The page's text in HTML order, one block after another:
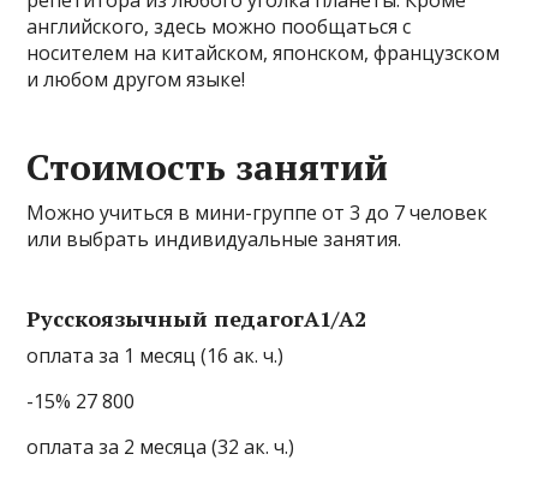
английского, здесь можно пообщаться с
носителем на китайском, японском, французском
и любом другом языке!
Стоимость занятий
Можно учиться в мини-группе от 3 до 7 человек
или выбрать индивидуальные занятия.
Русскоязычный педагогA1/A2
оплата за 1 месяц (16 ак. ч.)
-15% 27 800
оплата за 2 месяца (32 ак. ч.)